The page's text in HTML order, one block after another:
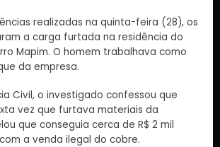
realizadas na quinta-feira (28), os
a carga furtada na residência do
Mapim. O homem trabalhava como
da empresa.
Civil, o investigado confessou que
vez que furtava materiais da
que conseguia cerca de R$ 2 mil
a venda ilegal do cobre.